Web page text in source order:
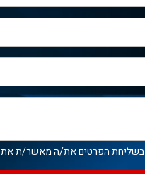
בשליחת הפרטים את/ה מאשר/ת את